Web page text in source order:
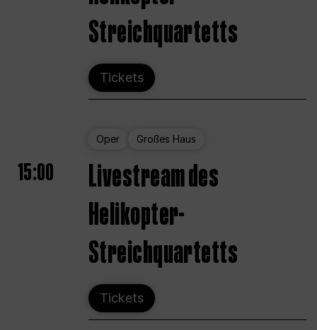
Streichquartetts
Tickets
Oper Großes Haus
15:00
Livestream des
Helikopter-
Streichquartetts
Tickets